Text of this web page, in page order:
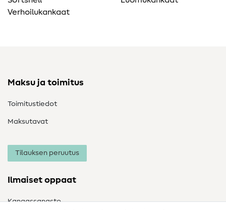
Verhoilukankaat
Maksu ja toimitus
Toimitustiedot
Maksutavat
Tilauksen peruutus
Ilmaiset oppaat
Kangassanasto